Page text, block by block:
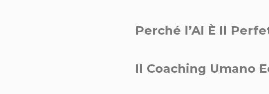
Perché l’AI È Il
Il Coaching Umano